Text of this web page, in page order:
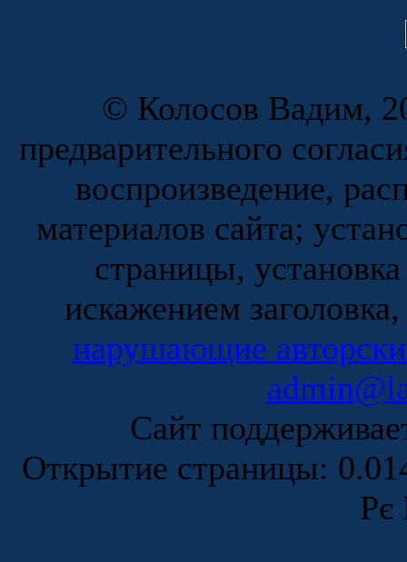
© Колосов Вадим,
предварительного
воспроизведение,
материалов сайта;
страницы,
искажением
нарушающие
Сайт
Открытие страницы:
Рє